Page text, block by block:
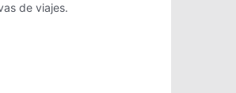
de viajes.